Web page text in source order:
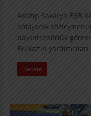
Adatıp Sakarya BŞB
anlaşarak
başantrenörlük
Bulkaz’ın yardımcıları
Devam